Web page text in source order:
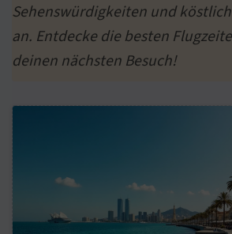
Sehenswürdigkeiten und
an. Entdecke die besten
deinen nächsten Besuch!